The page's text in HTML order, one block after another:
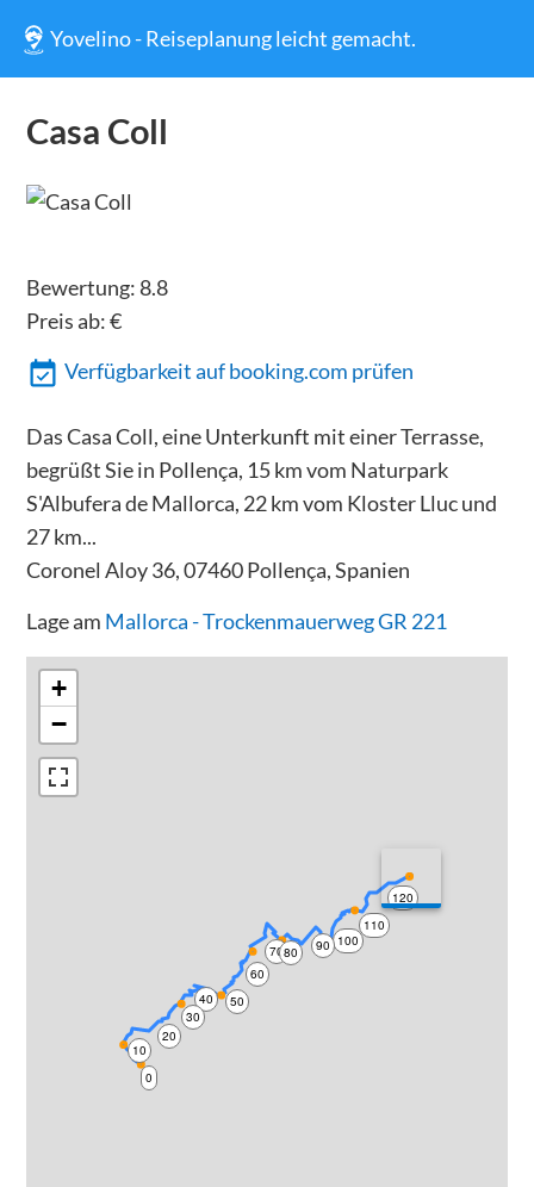
Yovelino - Reiseplanung leicht gemacht.
Casa Coll
Bewertung: 8.8
Preis ab:€
Verfügbarkeit auf booking.com prüfen
Das Casa Coll, eine Unterkunft mit einer Terrasse,
begrüßt Sie in Pollença, 15 km vom Naturpark
S'Albufera de Mallorca, 22 km vom Kloster Lluc und
27 km...
Coronel Aloy 36, 07460 Pollença, Spanien
Lage am Mallorca - Trockenmauerweg GR 221
0
10
20
30
40 50
60
7080 90 100
110
120
+
−